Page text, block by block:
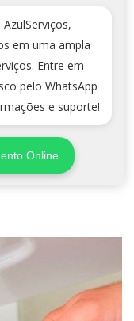
NA
em uma ampla
Entre em
pelo WhatsApp
e suporte!
Online